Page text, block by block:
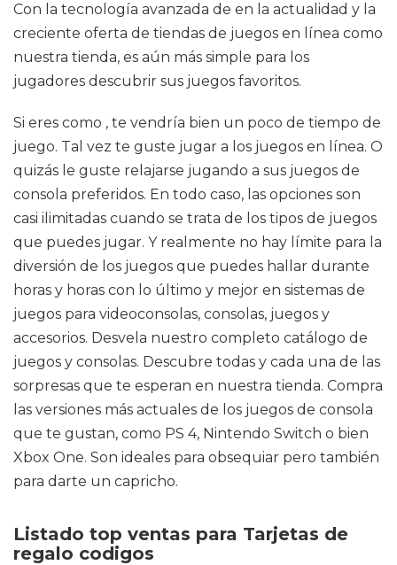
Con la tecnología avanzada de en la actualidad y la
creciente oferta de tiendas de juegos en línea como
nuestra tienda, es aún más simple para los
jugadores descubrir sus juegos favoritos.
Si eres como , te vendría bien un poco de tiempo de
juego. Tal vez te guste jugar a los juegos en línea. O
quizás le guste relajarse jugando a sus juegos de
consola preferidos. En todo caso, las opciones son
casi ilimitadas cuando se trata de los tipos de juegos
que puedes jugar. Y realmente no hay límite para la
diversión de los juegos que puedes hallar durante
horas y horas con lo último y mejor en sistemas de
juegos para videoconsolas, consolas, juegos y
accesorios. Desvela nuestro completo catálogo de
juegos y consolas. Descubre todas y cada una de las
sorpresas que te esperan en nuestra tienda. Compra
las versiones más actuales de los juegos de consola
que te gustan, como PS 4, Nintendo Switch o bien
Xbox One. Son ideales para obsequiar pero también
para darte un capricho.
Listado top ventas para Tarjetas de
regalo codigos